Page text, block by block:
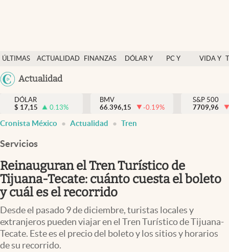
ÚLTIMAS
NOTICIAS
ACTUALIDAD
FINANZAS
DÓLAR Y
PC Y
VIDA Y
México
Actualidad
Actualidad
Finanzas y economía
Dólar y mercados
Pc y celular
Vida y estilo
Tv
Clima
DÓLAR
$ 17,15 0.13%
BMV
66.396,15
-0.19%
S&P 500
7709,96
Cronista México Actualidad Tren
Servicios
Reinauguran el Tren Turístico de
Tijuana-Tecate: cuánto cuesta el boleto
y cuál es el recorrido
Desde el pasado 9 de diciembre, turistas locales y
extranjeros pueden viajar en el Tren Turístico de Tijuana-
Tecate. Este es el precio del boleto y los sitios y horarios
de su recorrido.